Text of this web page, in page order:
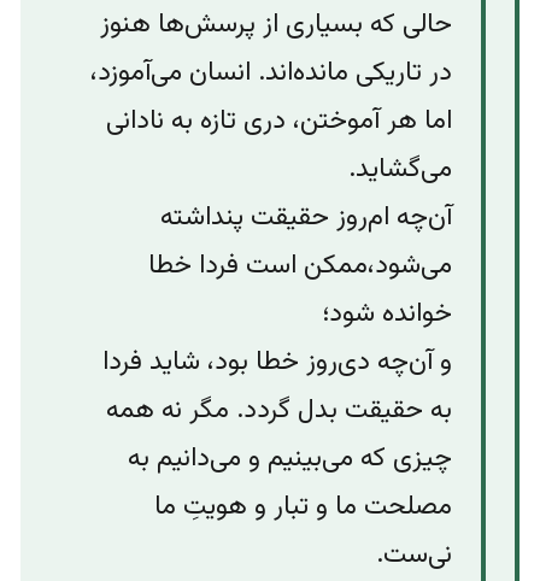
حالی که بسیاری از پرسش‌ها هنوز
در تاریکی مانده‌اند. انسان می‌آموزد،
اما هر آموختن، دری تازه به نادانی
می‌گشاید.
آن‌چه ام‌روز حقیقت پنداشته
می‌شود،ممکن است فردا خطا
خوانده شود؛
و آن‌چه دی‌روز خطا بود، شاید فردا
به حقیقت بدل گردد. مگر نه همه
چیزی که می‌بینیم و می‌دانیم به
مصلحت ما و تبار و هویتِ ما
نی‌ست.